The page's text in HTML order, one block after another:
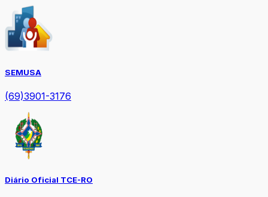
SEMUSA
(69)3901-3176
Diário Oficial TCE-RO